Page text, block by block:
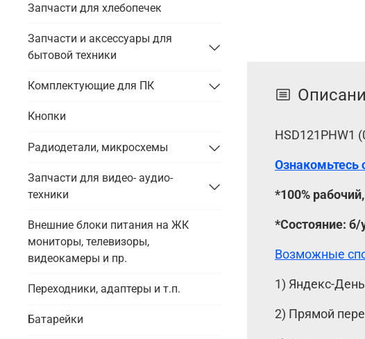
HSD121PHW1
Ознакомьтесь
*100%
*Состояние: б/
Возможные
1) Яндекс-
2) Прямой
Запчасти для хлебопечек
Запчасти и аксессуары для
бытовой техники
Комплектующие для ПК
Кнопки
Радиодетали, микросхемы
Запчасти для видео- аудио-
техники
Внешние блоки питания на ЖК
мониторы, телевизоры,
видеокамеры и пр.
Переходники, адаптеры и т.п.
Батарейки